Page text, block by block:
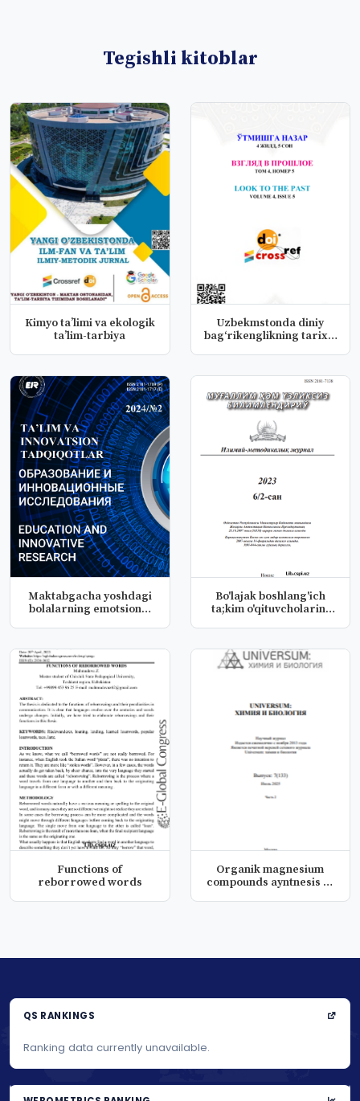
Tegishli kitoblar
Kimyo ta’limi va ekologik
ta’lim-tarbiya
Uzbekmstonda diniy
bagʻrikenglikning tarixiy
Maktabgacha yoshdagi
bolalarning emotsional
Bo'lajak boshlang'ich
ta;kim o'qituvcholarini
Functions of
reborrowed words
Organik magnesium
compounds ayntnesis of
QS RANKINGS
Ranking data currently unavailable.